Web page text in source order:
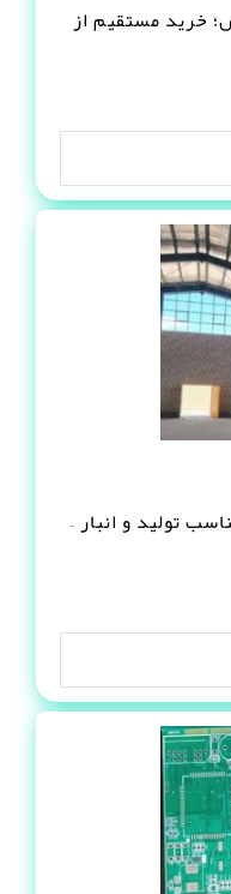
خرید مستقیم از
تولید و انبار –